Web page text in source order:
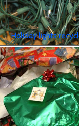
Holiday lights